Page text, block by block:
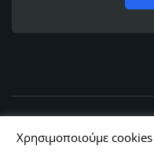
© 2011 -
Χρησιμοποιούμε